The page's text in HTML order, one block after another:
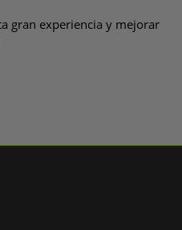
gran experiencia y mejorar